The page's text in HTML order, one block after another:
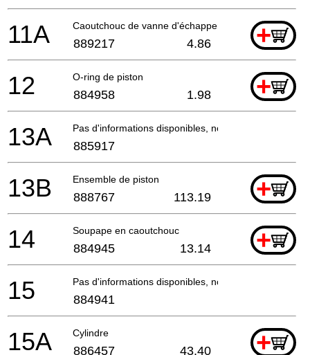
Caoutchouc de vanne d'échappement +
11A 889217 4.86
O-ring de piston +
12 884958 1.98
Pas d'informations disponibles, non commandable
13A 885917
Ensemble de piston +
13B 888767 113.19
Soupape en caoutchouc +
14 884945 13.14
Pas d'informations disponibles, non commandable
15 884941
Cylindre +
15A 886457 43.40